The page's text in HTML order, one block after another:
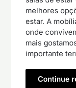
melhores
estar. A
onde
mais
importante
Continue